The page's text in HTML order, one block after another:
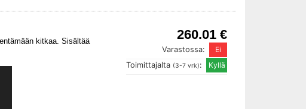
260.01 €
Varastossa:
Toimittajalta (3-7 vrk):
kitkaa. Sisältää